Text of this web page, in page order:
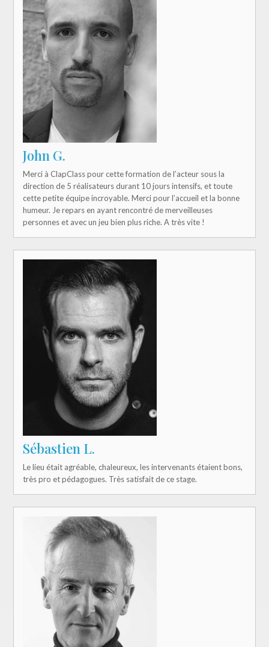
John G.
Merci à ClapClass pour cette formation de l’acteur sous la
direction de 5 réalisateurs durant 10 jours intensifs, et toute
cette petite équipe incroyable. Merci pour l’accueil et la bonne
humeur. Je repars en ayant rencontré de merveilleuses
personnes et avec un jeu bien plus riche. A très vite !
Sébastien L.
Le lieu était agréable, chaleureux, les intervenants étaient bons,
très pro et pédagogues. Très satisfait de ce stage.